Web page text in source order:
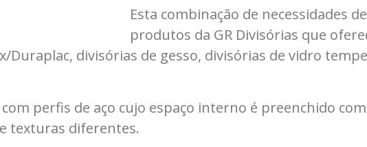
Esta combinação de necessidades
produtos da GR Divisórias que
divisórias de gesso, divisórias de vidro
perfis de aço cujo espaço interno é preenchido
texturas diferentes.